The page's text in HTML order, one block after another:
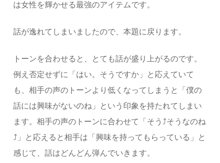
は女性を輝かせる最強のアイテムです。
話が逸れてしまいましたので、本題に戻ります。
トーンを合わせると、とても話が盛り上がるのです。
例え否定せずに「はい。そうですか」と応えていて
も、相手の声のトーンより低くなってしまうと「僕の
話には興味がないのね」という印象を持たれてしまい
ます。相手の声のトーンに合わせて「そう⤴そうなのね
⤴」と応えると相手は「興味を持ってもらっている」と
感じて、話はどんどん弾んでいきます。